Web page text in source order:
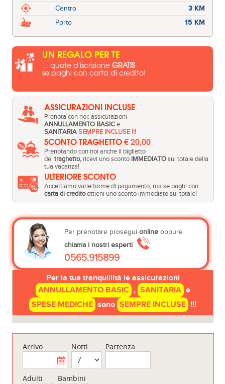
Centro
3 KM
Porto
15 KM
UN REGALO PER TE
... quote d'iscrizioneGRATIS
se paghi con carta di credito!
ASSICURAZIONI INCLUSE
Prenota con noi: assicurazioni
ANNULLAMENTO BASIC e
SANITARIA SEMPRE INCLUSE !!!
SCONTO TRAGHETTO€ 20,00
Prenotando con noi anche il biglietto
del traghetto, ricevi uno sconto IMMEDIATO sul totale della
tua vacanza!
ULTERIORE SCONTO
Accettiamo varie forme di pagamento, ma se paghi con
carta di creditoottieni uno sconto immediato sul totale!
Per prenotare prosegui onlineoppure
chiama i nostri esperti
0565.915899
Per la tua tranquillità le assicurazioni
ANNULLAMENTO BASIC , SANITARIA e
SPESE MEDICHE sono SEMPRE INCLUSE !!!
Arrivo Notti Partenza
Adulti Bambini